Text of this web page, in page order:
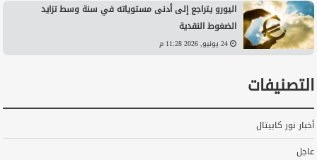
اليورو يتراجع إلى أدنى مستوياته في سنة وسط تزايد
الضغوط النقدية
24 يونيو, 2026 11:28 م
التصنيفات
أخبار نور كابيتال
عاجل